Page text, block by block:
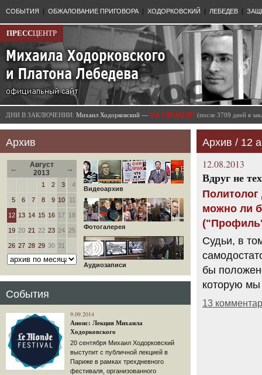
СОБЫТИЯ | ОБЖАЛОВАНИЕ ПРИГОВОРА | ХОДОРКОВСКИЙ | ЛЕБЕДЕВ |
ПРЕССЦЕНТР
ДНИ В ЗАКЛЮЧЕНИИ: Михаил Ходорковский — НА СВОБОДЕ! (после 3709 дней в
Архив
←
Август
2013
→
1 2 3 4
5 6 7 8 9 10 11
12 13 14 15 16 17 18
19 20 21 22 23 24 25
26 27 28 29 30 31
Видеоархив
Фотогалерея
Аудиозаписи
События
9.09.2014
Анонс: Лекция Михаила
Ходорковского
20 сентября Михаил Ходорковский
выступит с публичной лекцией в
Париже в рамках трехдневного
фестиваля, организованного
Архив / 12
12.08.2013
Вдруг не
можно ли
Судьи, в
бы
которую мы
13